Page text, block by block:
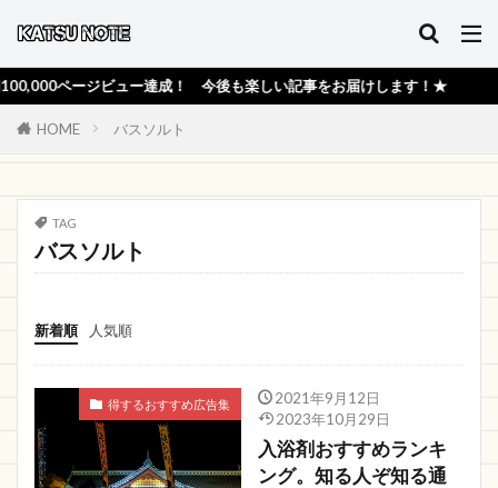
ページビュー達成！ 今後も楽しい記事をお届けします！★
HOME バスソルト
TAG
バスソルト
新着順 人気順
得するおすすめ広告集
2021年9月12日
2023年10月29日
入浴剤おすすめランキ
ング。知る人ぞ知る通